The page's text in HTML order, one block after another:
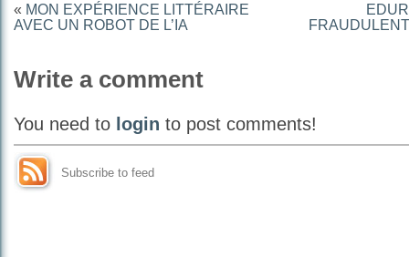
« MON EXPÉRIENCE LITTÉRAIRE
AVEC UN ROBOT DE L’IA
Write a comment
You need to login to post comments!
Subscribe to feed